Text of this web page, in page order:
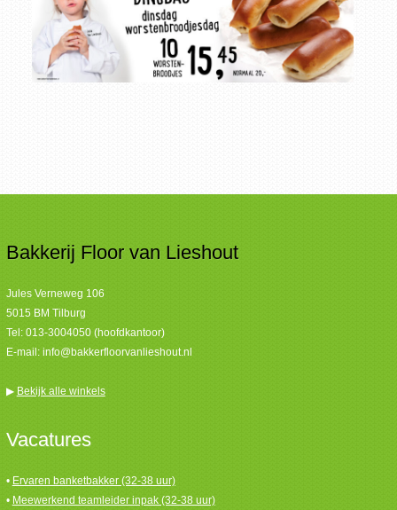
Bakkerij Floor van Lieshout
Jules Verneweg 106
5015 BM Tilburg
Tel: 013-3004050 (hoofdkantoor)
E-mail: info@bakkerfloorvanlieshout.nl
▶ Bekijk alle winkels
Vacatures
• Ervaren banketbakker (32-38 uur)
• Meewerkend teamleider inpak (32-38 uur)